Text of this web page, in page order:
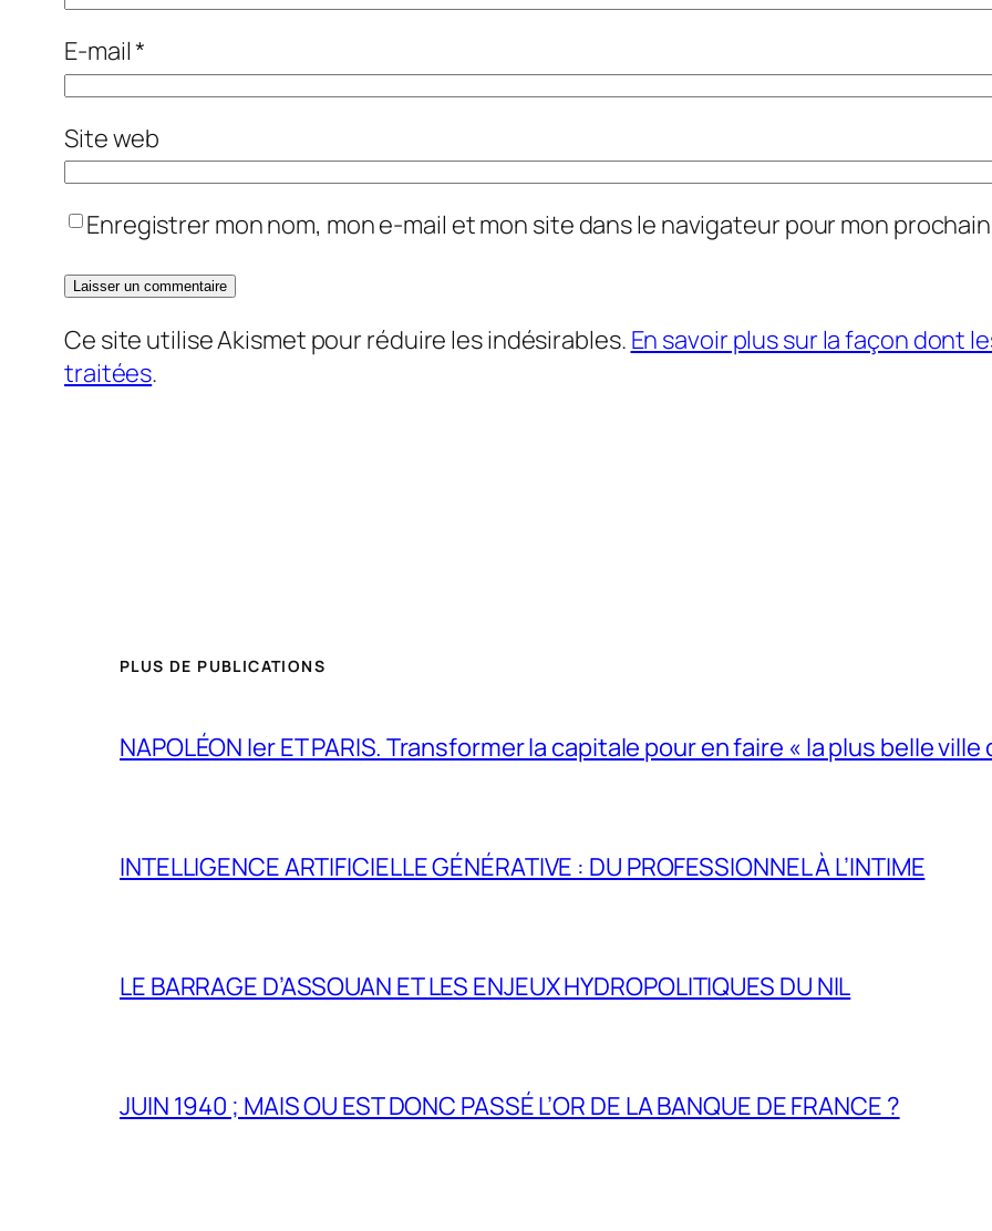
E-mail*
Site web
Enregistrer mon nom, mon e-mail et mon site dans le navigateur pour mon
Ce site utilise Akismet pour réduire les indésirables. En savoir plus sur la façon dont
traitées.
PLUS DE PUBLICATIONS
NAPOLÉON Ier ET PARIS. Transformer la capitale pour en faire « la plus belle
INTELLIGENCE ARTIFICIELLE GÉNÉRATIVE : DU PROFESSIONNEL À L’INTIME
LE BARRAGE D’ASSOUAN ET LES ENJEUX HYDROPOLITIQUES DU NIL
JUIN 1940 ; MAIS OU EST DONC PASSÉ L’OR DE LA BANQUE DE FRANCE ?